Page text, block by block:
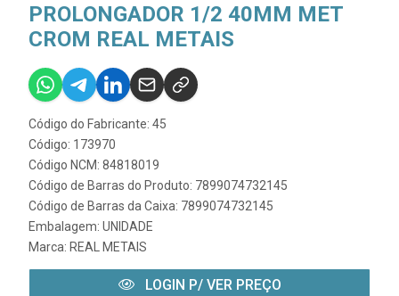
PROLONGADOR 1/2 40MM MET
CROM REAL METAIS
Código do Fabricante: 45
Código: 173970
Código NCM: 84818019
Código de Barras do Produto: 7899074732145
Código de Barras da Caixa: 7899074732145
Embalagem: UNIDADE
Marca: REAL METAIS
LOGIN P/ VER PREÇO